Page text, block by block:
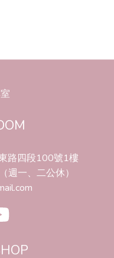
路四段100號1樓
一、二公休）